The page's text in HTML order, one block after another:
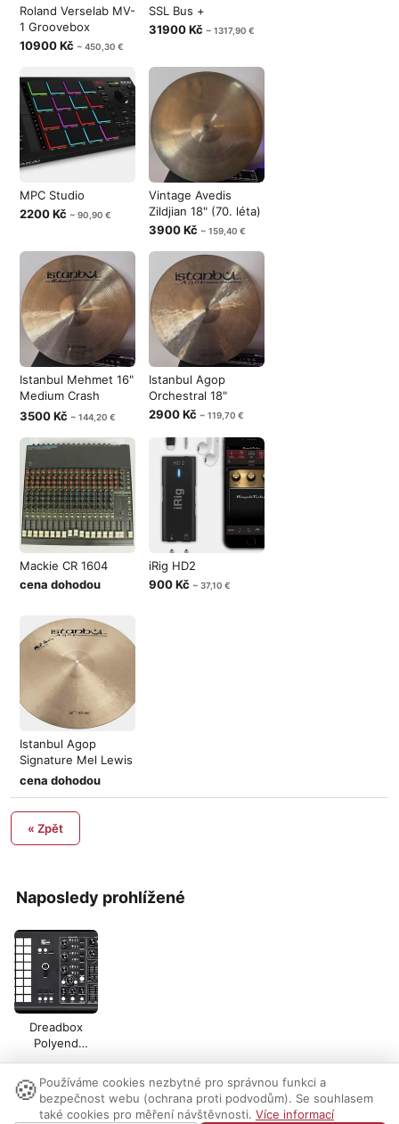
Naposledy prohlížené
Dreadbox
Polyend
Roland Verselab MV-
1 Groovebox
10900 Kč ~ 450,30 €
SSL Bus +
31900 Kč ~ 1317,90 €
MPC Studio
2200 Kč ~ 90,90 €
Vintage Avedis
Zildjian 18" (70. léta)
3900 Kč ~ 159,40 €
Istanbul Mehmet 16"
Medium Crash
Traditional
3500 Kč ~ 144,20 €
Istanbul Agop
Orchestral 18"
2900 Kč ~ 119,70 €
Mackie CR 1604
cena dohodou
iRig HD2
900 Kč ~ 37,10 €
Istanbul Agop
Signature Mel Lewis
1982
cena dohodou
« Zpět
Nastavení cookies | Vzhled:světlý tmavý | Kontakt
© 1999-2026 AUDIO PARTNER s.r.o.
🍪 Používáme cookies nezbytné pro správnou funkci a
bezpečnost webu (ochrana proti podvodům). Se souhlasem
také cookies pro měření návštěvnosti. Více informací